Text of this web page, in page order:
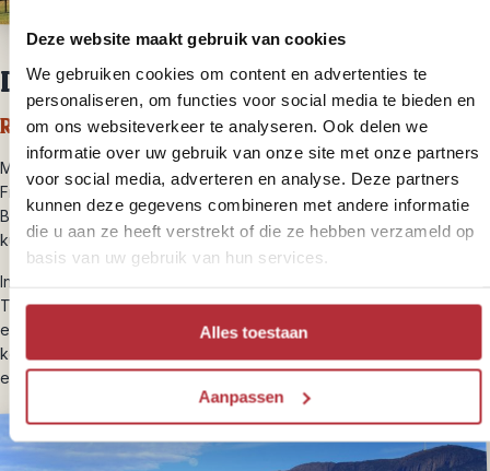
Deze website maakt gebruik van cookies
We gebruiken cookies om content en advertenties te
personaliseren, om functies voor social media te bieden en
om ons websiteverkeer te analyseren. Ook delen we
informatie over uw gebruik van onze site met onze partners
voor social media, adverteren en analyse. Deze partners
kunnen deze gegevens combineren met andere informatie
die u aan ze heeft verstrekt of die ze hebben verzameld op
basis van uw gebruik van hun services.
Alles toestaan
Aanpassen
Dag 12Bicheno –TasmanPeninsula
Reistijd: circa 2,5 uur – 185 kilometer
Maak een omweg van 30 km naar het prachtige schiereiland
Freycinet en geniet van het adembenemende uitzicht op Wineglass
Bay. Een aanrader voor de lunch is Freycinet Marine Farm, waar je
kunt genieten van verse mosselen.
In de middag reis je verder naar Port Arthur op het schiereiland
Tasman. Zin in een bijzonder uitstapje? Maak dan een “spooktocht”
en laat je verrassen! In de historische gevangenis van Port Arthur
komt de geschiedenis van Australië als strafkolonie tot leven. Ga op
een onvergetelijke reis door de tijd.